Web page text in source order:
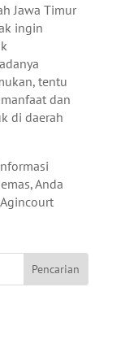
Jawa Timur
ingin
tentu
dan
di daerah
Anda